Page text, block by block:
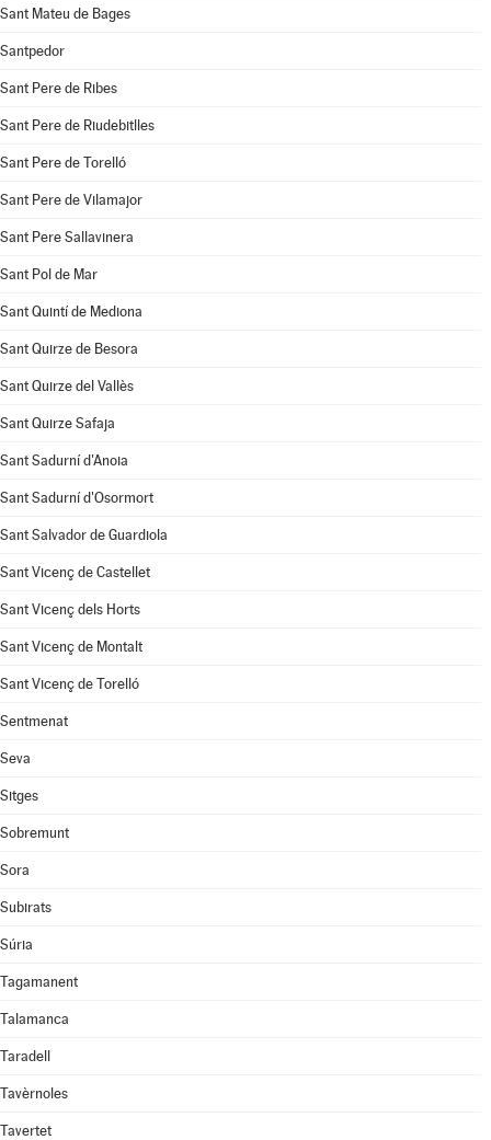
Sant Mateu de Bages
Santpedor
Sant Pere de Ribes
Sant Pere de Riudebitlles
Sant Pere de Torelló
Sant Pere de Vilamajor
Sant Pere Sallavinera
Sant Pol de Mar
Sant Quintí de Mediona
Sant Quirze de Besora
Sant Quirze del Vallès
Sant Quirze Safaja
Sant Sadurní d'Anoia
Sant Sadurní d'Osormort
Sant Salvador de Guardiola
Sant Vicenç de Castellet
Sant Vicenç dels Horts
Sant Vicenç de Montalt
Sant Vicenç de Torelló
Sentmenat
Seva
Sitges
Sobremunt
Sora
Subirats
Súria
Tagamanent
Talamanca
Taradell
Tavèrnoles
Tavertet